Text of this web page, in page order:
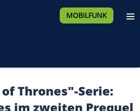
MOBILFUNK
Thrones"-Serie:
im zweiten Prequel